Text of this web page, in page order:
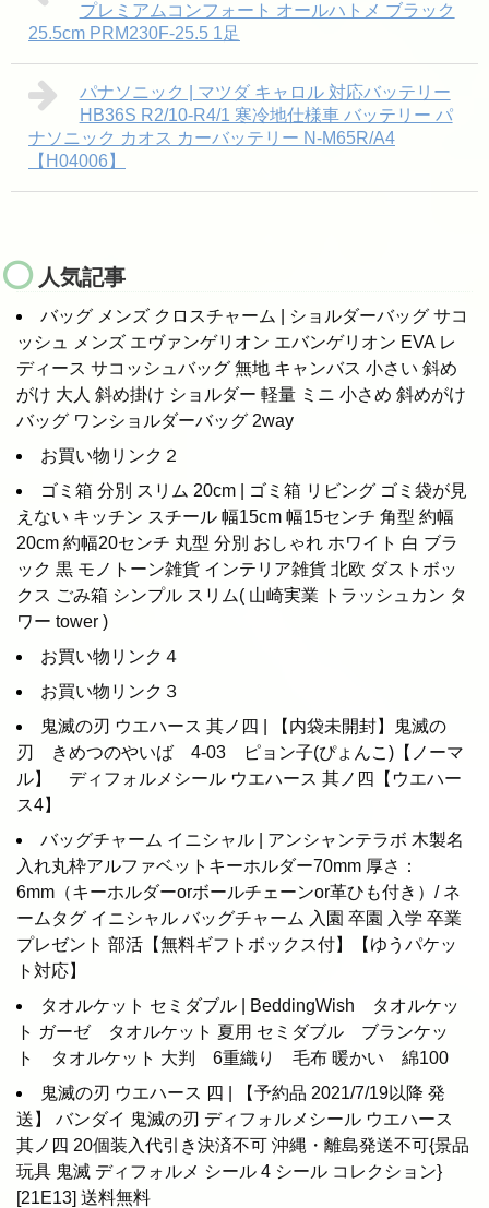
プレミアムコンフォート オールハトメ ブラック
25.5cm PRM230F-25.5 1足
パナソニック | マツダ キャロル 対応バッテリー
HB36S R2/10-R4/1 寒冷地仕様車 バッテリー パ
ナソニック カオス カーバッテリー N-M65R/A4
【H04006】
人気記事
バッグ メンズ クロスチャーム | ショルダーバッグ サコ
ッシュ メンズ エヴァンゲリオン エバンゲリオン EVA レ
ディース サコッシュバッグ 無地 キャンバス 小さい 斜め
がけ 大人 斜め掛け ショルダー 軽量 ミニ 小さめ 斜めがけ
バッグ ワンショルダーバッグ 2way
お買い物リンク２
ゴミ箱 分別 スリム 20cm | ゴミ箱 リビング ゴミ袋が見
えない キッチン スチール 幅15cm 幅15センチ 角型 約幅
20cm 約幅20センチ 丸型 分別 おしゃれ ホワイト 白 ブラ
ック 黒 モノトーン雑貨 インテリア雑貨 北欧 ダストボッ
クス ごみ箱 シンプル スリム( 山崎実業 トラッシュカン タ
ワー tower )
お買い物リンク４
お買い物リンク３
鬼滅の刃 ウエハース 其ノ四 | 【内袋未開封】鬼滅の
刃 きめつのやいば 4-03 ピョン子(ぴょんこ)【ノーマ
ル】 ディフォルメシール ウエハース 其ノ四【ウエハー
ス4】
バッグチャーム イニシャル | アンシャンテラボ 木製名
入れ丸枠アルファベットキーホルダー70mm 厚さ：
6mm（キーホルダーorボールチェーンor革ひも付き）/ ネ
ームタグ イニシャル バッグチャーム 入園 卒園 入学 卒業
プレゼント 部活【無料ギフトボックス付】【ゆうパケッ
ト対応】
タオルケット セミダブル | BeddingWish タオルケッ
ト ガーゼ タオルケット 夏用 セミダブル ブランケッ
ト タオルケット 大判 6重織り 毛布 暖かい 綿100
鬼滅の刃 ウエハース 四 | 【予約品 2021/7/19以降 発
送】 バンダイ 鬼滅の刃 ディフォルメシール ウエハース
其ノ四 20個装入代引き決済不可 沖縄・離島発送不可{景品
玩具 鬼滅 ディフォルメ シール 4 シール コレクション}
[21E13] 送料無料